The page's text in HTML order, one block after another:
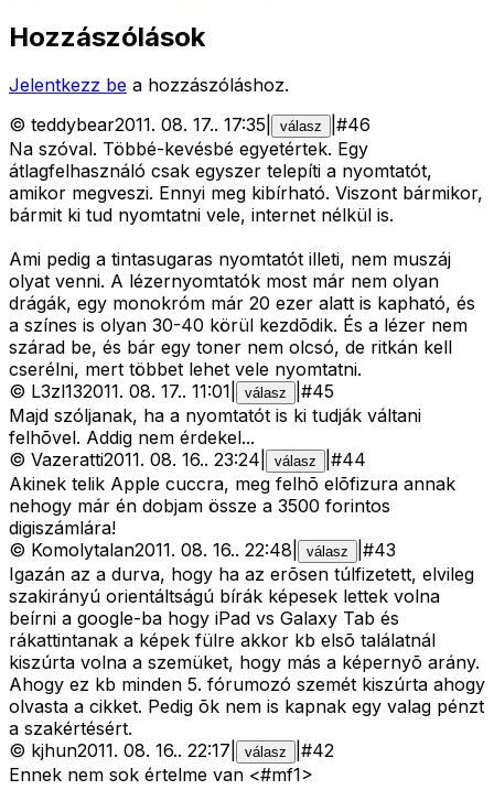
Hozzászólások
Jelentkezz be a hozzászóláshoz.
© teddybear2011. 08. 17.. 17:35 válasz #46
Na szóval. Többé-kevésbé egyetértek. Egy
átlagfelhasználó csak egyszer telepíti a nyomtatót,
amikor megveszi. Ennyi meg kibírható. Viszont bármikor,
bármit ki tud nyomtatni vele, internet nélkül is.
Ami pedig a tintasugaras nyomtatót illeti, nem muszáj
olyat venni. A lézernyomtatók most már nem olyan
drágák, egy monokróm már 20 ezer alatt is kapható, és
a színes is olyan 30-40 körül kezdõdik. És a lézer nem
szárad be, és bár egy toner nem olcsó, de ritkán kell
cserélni, mert többet lehet vele nyomtatni.
© L3zl132011. 08. 17.. 11:01 válasz #45
Majd szóljanak, ha a nyomtatót is ki tudják váltani
felhõvel. Addig nem érdekel...
© Vazeratti2011. 08. 16.. 23:24 válasz #44
Akinek telik Apple cuccra, meg felhõ elõfizura annak
nehogy már én dobjam össze a 3500 forintos
digiszámlára!
© Komolytalan2011. 08. 16.. 22:48 válasz #43
Igazán az a durva, hogy ha az erõsen túlfizetett, elvileg
szakirányú orientáltságú bírák képesek lettek volna
beírni a google-ba hogy iPad vs Galaxy Tab és
rákattintanak a képek fülre akkor kb elsõ találatnál
kiszúrta volna a szemüket, hogy más a képernyõ arány.
Ahogy ez kb minden 5. fórumozó szemét kiszúrta ahogy
olvasta a cikket. Pedig õk nem is kapnak egy valag pénzt
a szakértésért.
© kjhun2011. 08. 16.. 22:17 válasz #42
Ennek nem sok értelme van <#mf1>